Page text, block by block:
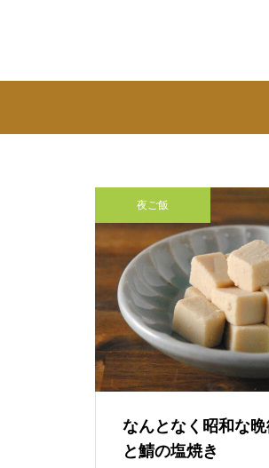
夜ご飯
なんとなく昭和な
と鯖の塩焼き